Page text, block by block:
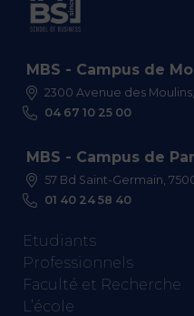
MBS - Campus de
2300 Avenue des
04 67 10 25 00
MBS - Campus de
57 Bd Saint-Germain,
01 40 24 58 40
Etudiants
Professionnels
Faculté et Recherche
L’école